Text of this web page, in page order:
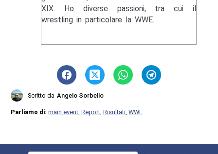
XIX. Ho diverse passioni, tra cui il
wrestling in particolare la WWE.
Scritto da Angelo Sorbello
Parliamo di:main event ,Report ,Risultati ,WWE